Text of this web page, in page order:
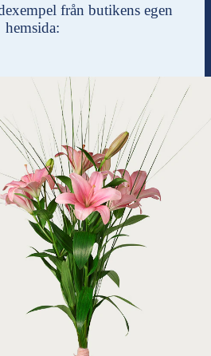
från butikens egen
hemsida: